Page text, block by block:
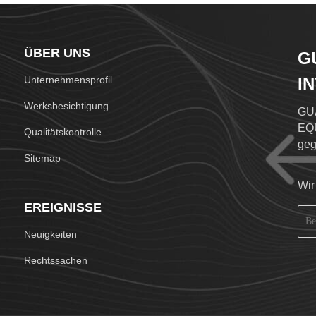
ÜBER UNS
Unternehmensprofil
Werksbesichtigung
Qualitätskontrolle
Sitemap
EREIGNISSE
Neuigkeiten
Rechtssachen